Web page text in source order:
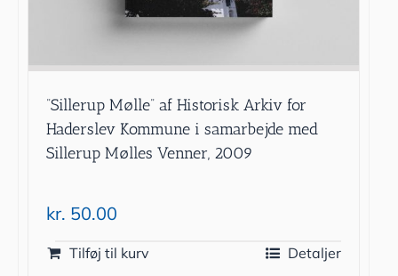
”Sillerup Mølle” af Historisk Arkiv for
Haderslev Kommune i samarbejde med
Sillerup Mølles Venner, 2009
kr. 50.00
Tilføj til kurv Detaljer